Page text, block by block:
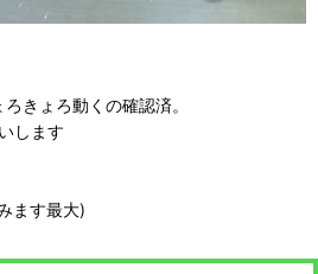
きょろ動くの確認済。
します
ます最大)